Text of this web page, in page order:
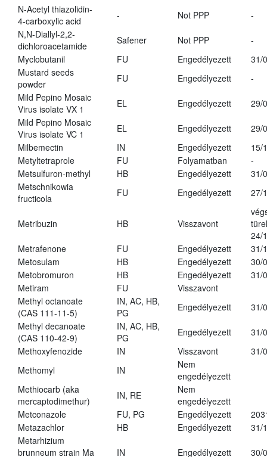
N-Acetyl thiazolidin-
4-carboxylic acid
- Not PPP
-
N,N-Diallyl-2,2-
dichloroacetamide
Safener Not PPP
-
Myclobutanil
FU Engedélyezett
31/
Mustard seeds
powder
FU Engedélyezett
-
Mild Pepino Mosaic
Virus isolate VX 1
EL Engedélyezett
29/
Mild Pepino Mosaic
Virus isolate VC 1
EL Engedélyezett
29/
Milbemectin
IN Engedélyezett
15/
Metyltetraprole
FU Folyamatban
-
Metsulfuron-methyl
HB Engedélyezett
31/
Metschnikowia
fructicola
FU Engedélyezett 27/
Metribuzin HB Visszavont
24/
Metrafenone
FU Engedélyezett
31/
Metosulam
HB Engedélyezett
30/
Metobromuron
HB Engedélyezett
31/
Metiram
FU
Visszavont
Methyl octanoate
(CAS 111-11-5)
IN, AC, HB,
PG
Engedélyezett
31/
Methyl decanoate
(CAS 110-42-9)
IN, AC, HB,
PG
Engedélyezett
31/
Methoxyfenozide
IN Visszavont
31/
Methomyl
IN
Nem
engedélyezett
Methiocarb (aka
mercaptodimethur)
IN, RE
Nem
engedélyezett
Metconazole
FU, PG Engedélyezett
Metazachlor
HB Engedélyezett
31/
Metarhizium
brunneum strain Ma
IN Engedélyezett 30/